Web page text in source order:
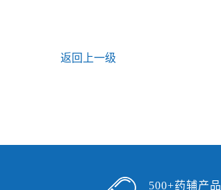
返回上一级
500+药辅产品